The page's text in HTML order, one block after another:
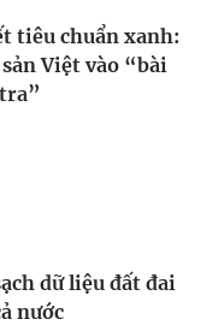
tiêu chuẩn xanh:
Việt vào “bài
dữ liệu đất đai
nước